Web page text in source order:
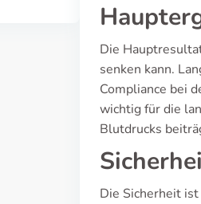
Die
senken kann.
Compliance bei
wichtig für die
Blutdrucks
Die Sicherheit